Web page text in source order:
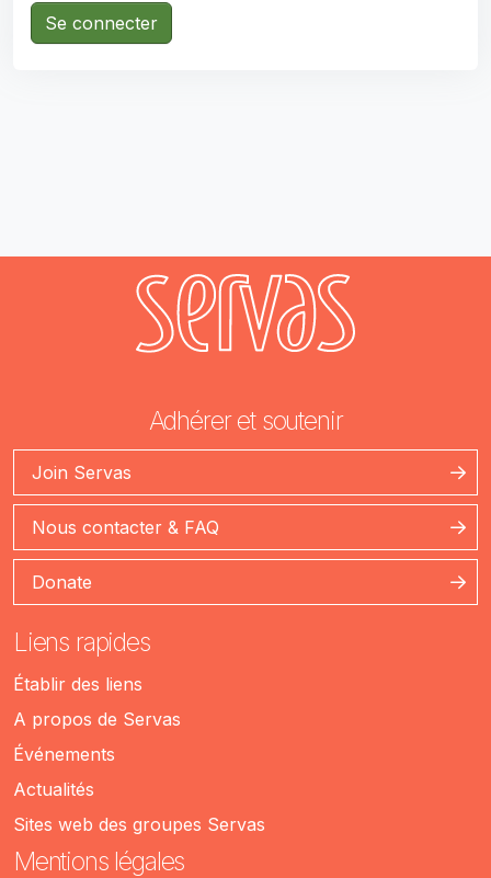
Se connecter
Adhérer et soutenir
Join Servas
Nous contacter & FAQ
Donate
Liens rapides
Établir des liens
A propos de Servas
Événements
Actualités
Sites web des groupes Servas
Mentions légales